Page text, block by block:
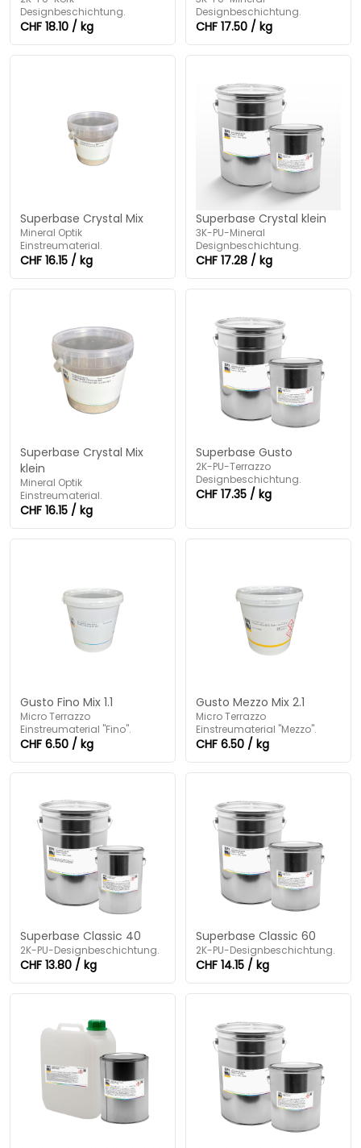
Designbeschichtung.
CHF 18.10 / kg
Designbeschichtung.
CHF 17.50 / kg
Superbase Crystal Mix
Mineral Optik
Einstreumaterial.
CHF 16.15 / kg
Superbase Crystal klein
3K-PU-Mineral
Designbeschichtung.
CHF 17.28 / kg
Superbase Crystal Mix
klein
Mineral Optik
Einstreumaterial.
CHF 16.15 / kg
Superbase Gusto
2K-PU-Terrazzo
Designbeschichtung.
CHF 17.35 / kg
Gusto Fino Mix 1.1
Micro Terrazzo
Einstreumaterial "Fino".
CHF 6.50 / kg
Gusto Mezzo Mix 2.1
Micro Terrazzo
Einstreumaterial "Mezzo".
CHF 6.50 / kg
Superbase Classic 40
2K-PU-Designbeschichtung.
CHF 13.80 / kg
Superbase Classic 60
2K-PU-Designbeschichtung.
CHF 14.15 / kg